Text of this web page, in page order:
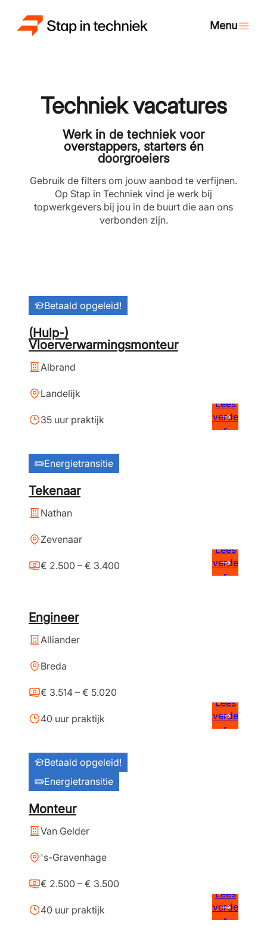
Techniek vacatures
Werk in de techniek voor
overstappers, starters én
doorgroeiers
Gebruik de filters om jouw aanbod te verfijnen.
Op Stap in Techniek vind je werk bij
topwerkgevers bij jou in de buurt die aan ons
verbonden zijn.
Betaald opgeleid!
(Hulp-)
Vloerverwarmingsmonteur
Albrand
Landelijk
35 uur praktijk
Lees
verde
r
Energietransitie
Tekenaar
Nathan
Zevenaar
€ 2.500 – € 3.400
Lees
verde
r
Engineer
Alliander
Breda
€ 3.514 – € 5.020
40 uur praktijk
Lees
verde
r
Betaald opgeleid!
Energietransitie
Monteur
Van Gelder
's-Gravenhage
€ 2.500 – € 3.500
40 uur praktijk
Lees
verde
r